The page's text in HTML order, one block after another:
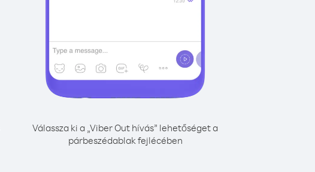
Válassza ki a „Viber Out hívás” lehetőséget a
párbeszédablak fejlécében